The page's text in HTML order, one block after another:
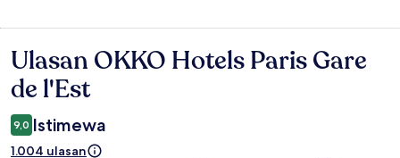
Ulasan
Ulasan OKKO Hotels Paris Gare
de l'Est
9,0 Istimewa
1.004 ulasan